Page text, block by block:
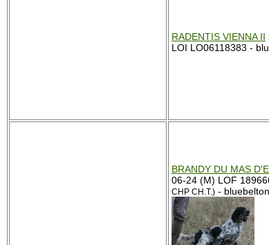
RADENTIS VIENNA II
LOI LO06118383 -
BRANDY DU MAS
06-24 (M) LOF
CHP CH.T.) - bluebelton